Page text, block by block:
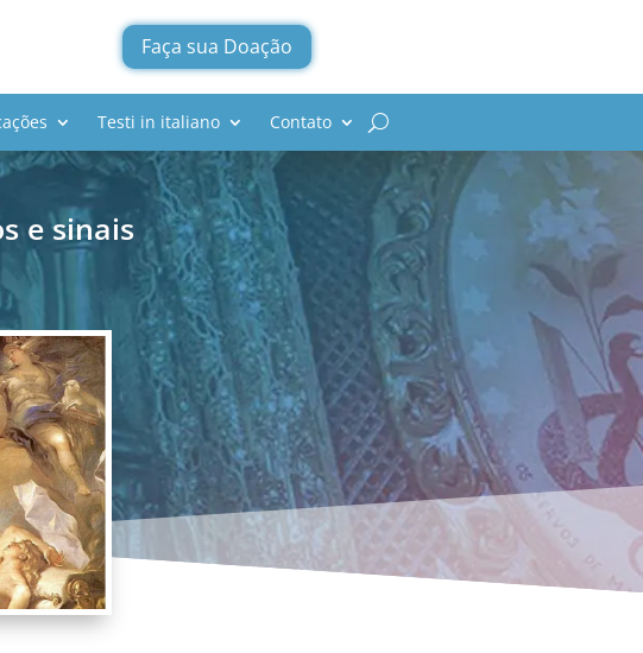
Faça sua Doação
Testi in italiano Contato
e sinais